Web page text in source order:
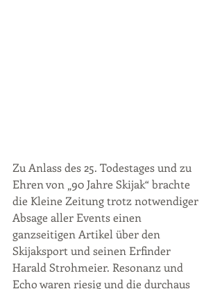
Zu Anlass des 25. Todestages und zu
Ehren von „90 Jahre Skijak“ brachte
die Kleine Zeitung trotz notwendiger
Absage aller Events einen
ganzseitigen Artikel über den
Skijaksport und seinen Erfinder
Harald Strohmeier. Resonanz und
Echo waren riesig und die durchaus